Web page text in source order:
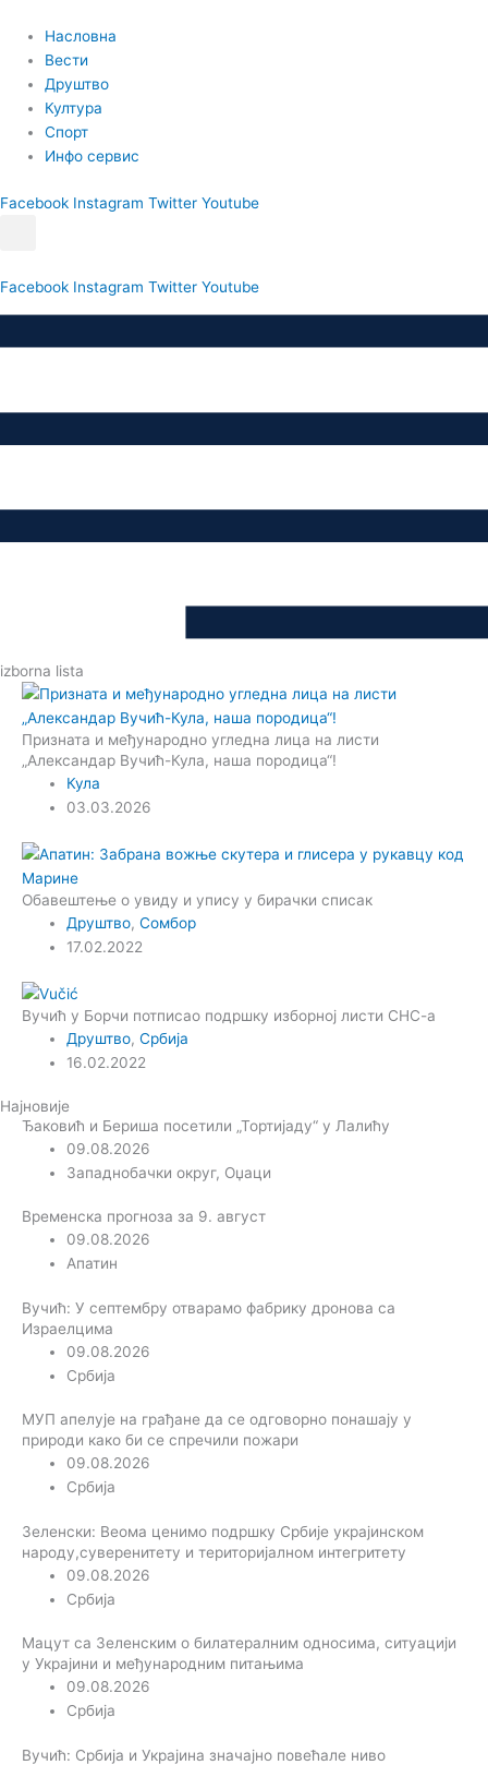
садржај
Насловна
Вести
Друштво
Култура
Спорт
Инфо сервис
Facebook Instagram Twitter Youtube
Facebook Instagram Twitter Youtube
izborna lista
Призната и међународно угледна лица на листи
„Александар Вучић-Кула, наша породица“!
Кула
03.03.2026
Обавештење о увиду и упису у бирачки списак
Друштво,Сомбор
17.02.2022
Вучић у Борчи потписао подршку изборној листи СНС-а
Друштво,Србија
16.02.2022
Најновије
Ђаковић и Бериша посетили „Тортијаду“ у Лалићу
09.08.2026
Западнобачки округ, Оџаци
Временска прогноза за 9. август
09.08.2026
Апатин
Вучић: У септембру отварамо фабрику дронова са
Израелцима
09.08.2026
Србија
МУП апелује на грађане да се одговорно понашају у
природи како би се спречили пожари
09.08.2026
Србија
Зеленски: Веома ценимо подршку Србије украјинском
народу,суверенитету и територијалном интегритету
09.08.2026
Србија
Мацут са Зеленским о билатералним односима, ситуацији
у Украјини и међународним питањима
09.08.2026
Србија
Вучић: Србија и Украјина значајно повећале ниво